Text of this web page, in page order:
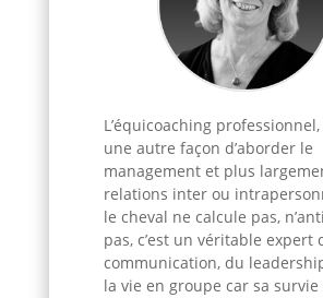
L’équicoaching professionnel,
une autre façon d’aborder le
management et plus
relations inter ou
le cheval ne calcule pas,
pas, c’est un véritable expert
communication, du
la vie en groupe car sa survie